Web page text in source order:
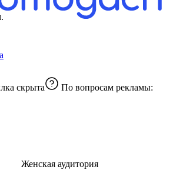
скрыта
По вопросам рекламы:
Женская аудитория